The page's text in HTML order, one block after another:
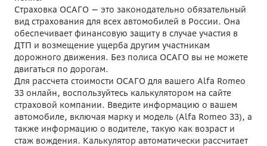
Страховка ОСАГО — это законодательно обязательный
вид страхования для всех автомобилей в России. Она
обеспечивает финансовую защиту в случае участия в
ДТП и возмещение ущерба другим участникам
дорожного движения. Без полиса ОСАГО вы не можете
двигаться по дорогам.
Для рассчета стоимости ОСАГО для вашего Alfa Romeo
33 онлайн, воспользуйтесь калькулятором на сайте
страховой компании. Введите информацию о вашем
автомобиле, включая марку и модель (Alfa Romeo 33), а
также информацию о водителе, такую как возраст и
стаж вождения. Калькулятор автоматически рассчитает